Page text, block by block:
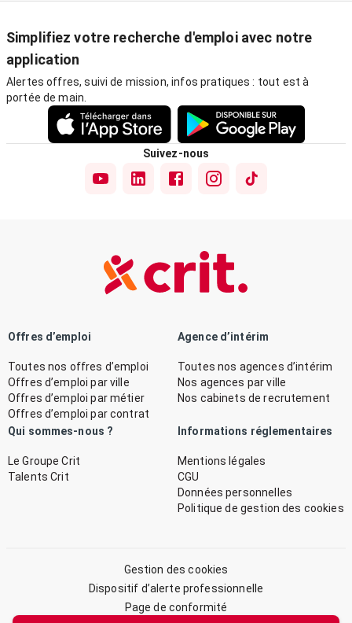
Simplifiez votre recherche d'emploi avec notre
application
Alertes offres, suivi de mission, infos pratiques : tout est à
portée de main.
Suivez-nous
Offres d’emploi
Toutes nos offres d’emploi
Offres d’emploi par ville
Offres d’emploi par métier
Offres d’emploi par contrat
Agence d’intérim
Toutes nos agences d’intérim
Nos agences par ville
Nos cabinets de recrutement
Qui sommes-nous ?
Le Groupe Crit
Talents Crit
Informations réglementaires
Mentions légales
CGU
Données personnelles
Politique de gestion des cookies
Gestion des cookies
Dispositif d’alerte professionnelle
Page de conformité